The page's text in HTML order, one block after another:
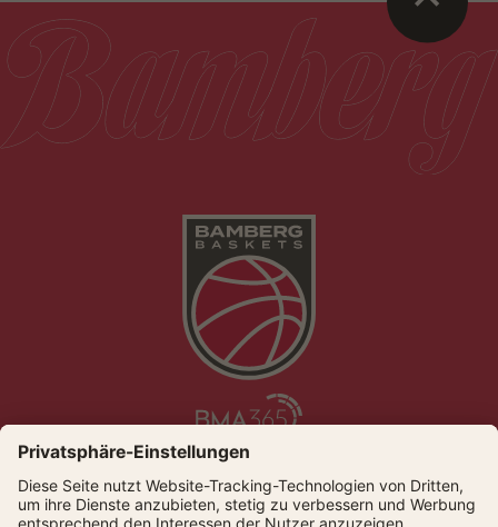
Die Bamberg Baskets live und auf Abruf bei Dyn
© Bamberger Basketball GmbH
Presse